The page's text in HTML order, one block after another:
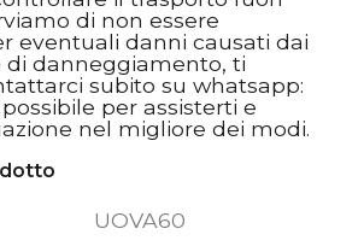
di non essere
eventuali danni causati dai
di danneggiamento, ti
subito su whatsapp:
per assisterti e
nel migliore dei modi.
UOVA60